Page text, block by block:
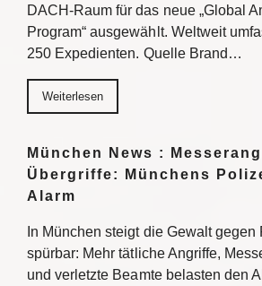
DACH-Raum für das neue „Global
Program“ ausgewählt. Weltweit
250 Expedienten. Quelle Brand…
Weiterlesen
München News :
Übergriffe: Münchens
Alarm
In München steigt die Gewalt gegen
spürbar: Mehr tätliche Angriffe,
und verletzte Beamte belasten den